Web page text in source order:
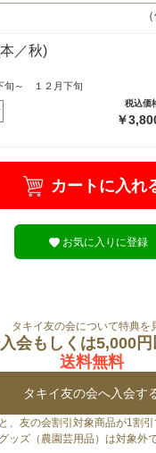
／秋)
旬～ １２月下旬
税込価
￥
カートに入れ
お気に入りに登録
タキイ友の会について特典を
会もしくは5,000
送料無料
タキイ友の会へ入会す
、友の会割引対象商品が1割引
ッズ（農園芸用品）は対象外で